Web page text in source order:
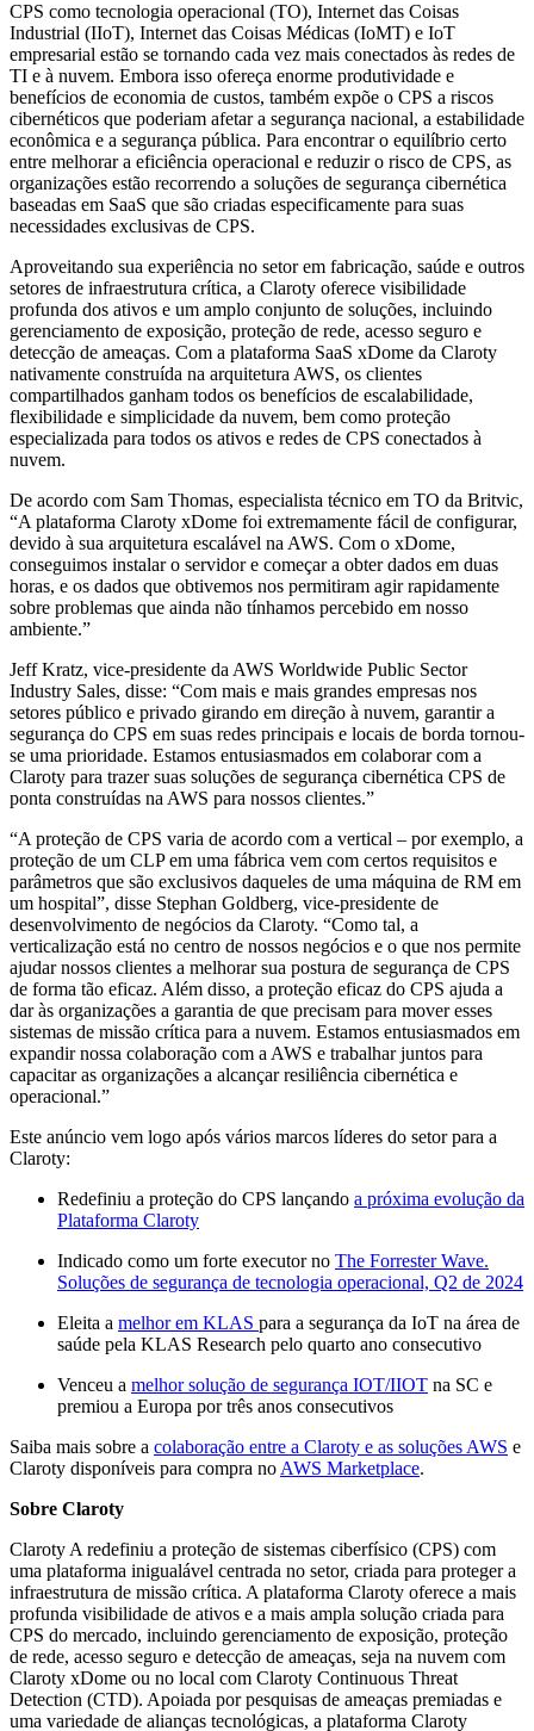
CPS como tecnologia operacional (TO), Internet das Coisas
Industrial (IIoT), Internet das Coisas Médicas (IoMT) e IoT
empresarial estão se tornando cada vez mais conectados às redes de
TI e à nuvem. Embora isso ofereça enorme produtividade e
benefícios de economia de custos, também expõe o CPS a riscos
cibernéticos que poderiam afetar a segurança nacional, a estabilidade
econômica e a segurança pública. Para encontrar o equilíbrio certo
entre melhorar a eficiência operacional e reduzir o risco de CPS, as
organizações estão recorrendo a soluções de segurança cibernética
baseadas em SaaS que são criadas especificamente para suas
necessidades exclusivas de CPS.
Aproveitando sua experiência no setor em fabricação, saúde e outros
setores de infraestrutura crítica, a Claroty oferece visibilidade
profunda dos ativos e um amplo conjunto de soluções, incluindo
gerenciamento de exposição, proteção de rede, acesso seguro e
detecção de ameaças. Com a plataforma SaaS xDome da Claroty
nativamente construída na arquitetura AWS, os clientes
compartilhados ganham todos os benefícios de escalabilidade,
flexibilidade e simplicidade da nuvem, bem como proteção
especializada para todos os ativos e redes de CPS conectados à
nuvem.
De acordo com Sam Thomas, especialista técnico em TO da Britvic,
“A plataforma Claroty xDome foi extremamente fácil de configurar,
devido à sua arquitetura escalável na AWS. Com o xDome,
conseguimos instalar o servidor e começar a obter dados em duas
horas, e os dados que obtivemos nos permitiram agir rapidamente
sobre problemas que ainda não tínhamos percebido em nosso
ambiente.”
Jeff Kratz, vice-presidente da AWS Worldwide Public Sector
Industry Sales, disse: “Com mais e mais grandes empresas nos
setores público e privado girando em direção à nuvem, garantir a
segurança do CPS em suas redes principais e locais de borda tornou-
se uma prioridade. Estamos entusiasmados em colaborar com a
Claroty para trazer suas soluções de segurança cibernética CPS de
ponta construídas na AWS para nossos clientes.”
“A proteção de CPS varia de acordo com a vertical – por exemplo, a
proteção de um CLP em uma fábrica vem com certos requisitos e
parâmetros que são exclusivos daqueles de uma máquina de RM em
um hospital”, disse Stephan Goldberg, vice-presidente de
desenvolvimento de negócios da Claroty. “Como tal, a
verticalização está no centro de nossos negócios e o que nos permite
ajudar nossos clientes a melhorar sua postura de segurança de CPS
de forma tão eficaz. Além disso, a proteção eficaz do CPS ajuda a
dar às organizações a garantia de que precisam para mover esses
sistemas de missão crítica para a nuvem. Estamos entusiasmados em
expandir nossa colaboração com a AWS e trabalhar juntos para
capacitar as organizações a alcançar resiliência cibernética e
operacional.”
Este anúncio vem logo após vários marcos líderes do setor para a
Claroty:
Redefiniu a proteção do CPS lançando a próxima evolução da
Plataforma Claroty
Indicado como um forte executor no The Forrester Wave.
Soluções de segurança de tecnologia operacional, Q2 de 2024
Eleita a melhor em KLAS para a segurança da IoT na área de
saúde pela KLAS Research pelo quarto ano consecutivo
Venceu a melhor solução de segurança IOT/IIOT na SC e
premiou a Europa por três anos consecutivos
Saiba mais sobre a colaboração entre a Claroty e as soluções AWS e
Claroty disponíveis para compra no AWS Marketplace.
Sobre Claroty
Claroty A redefiniu a proteção de sistemas ciberfísico (CPS) com
uma plataforma inigualável centrada no setor, criada para proteger a
infraestrutura de missão crítica. A plataforma Claroty oferece a mais
profunda visibilidade de ativos e a mais ampla solução criada para
CPS do mercado, incluindo gerenciamento de exposição, proteção
de rede, acesso seguro e detecção de ameaças, seja na nuvem com
Claroty xDome ou no local com Claroty Continuous Threat
Detection (CTD). Apoiada por pesquisas de ameaças premiadas e
uma variedade de alianças tecnológicas, a plataforma Claroty